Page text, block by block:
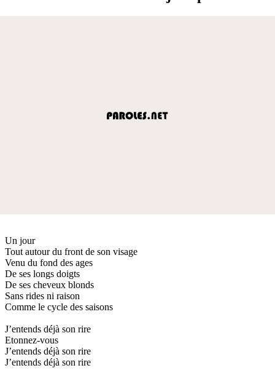
Un jour
Tout autour du front de son visage
Venu du fond des ages
De ses longs doigts
De ses cheveux blonds
Sans rides ni raison
Comme le cycle des saisons
J’entends déjà son rire
Etonnez-vous
J’entends déjà son rire
J’entends déjà son rire